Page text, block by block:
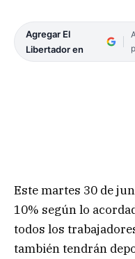
Agregar El
Libertador en
Este martes 30 de
10% según lo
todos los
también tendrán